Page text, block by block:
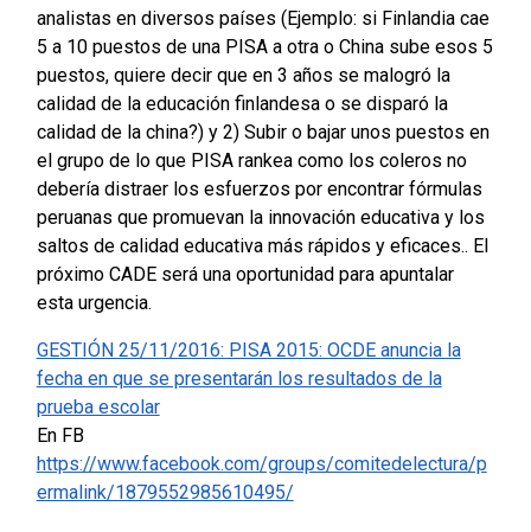
analistas en diversos países (Ejemplo: si Finlandia cae
5 a 10 puestos de una PISA a otra o China sube esos 5
puestos, quiere decir que en 3 años se malogró la
calidad de la educación finlandesa o se disparó la
calidad de la china?) y 2) Subir o bajar unos puestos en
el grupo de lo que PISA rankea como los coleros no
debería distraer los esfuerzos por encontrar fórmulas
peruanas que promuevan la innovación educativa y los
saltos de calidad educativa más rápidos y eficaces.. El
próximo CADE será una oportunidad para apuntalar
esta urgencia.
GESTIÓN 25/11/2016: PISA 2015: OCDE anuncia la
fecha en que se presentarán los resultados de la
prueba escolar
En FB
https://www.facebook.com/groups/comitedelectura/p
ermalink/1879552985610495/